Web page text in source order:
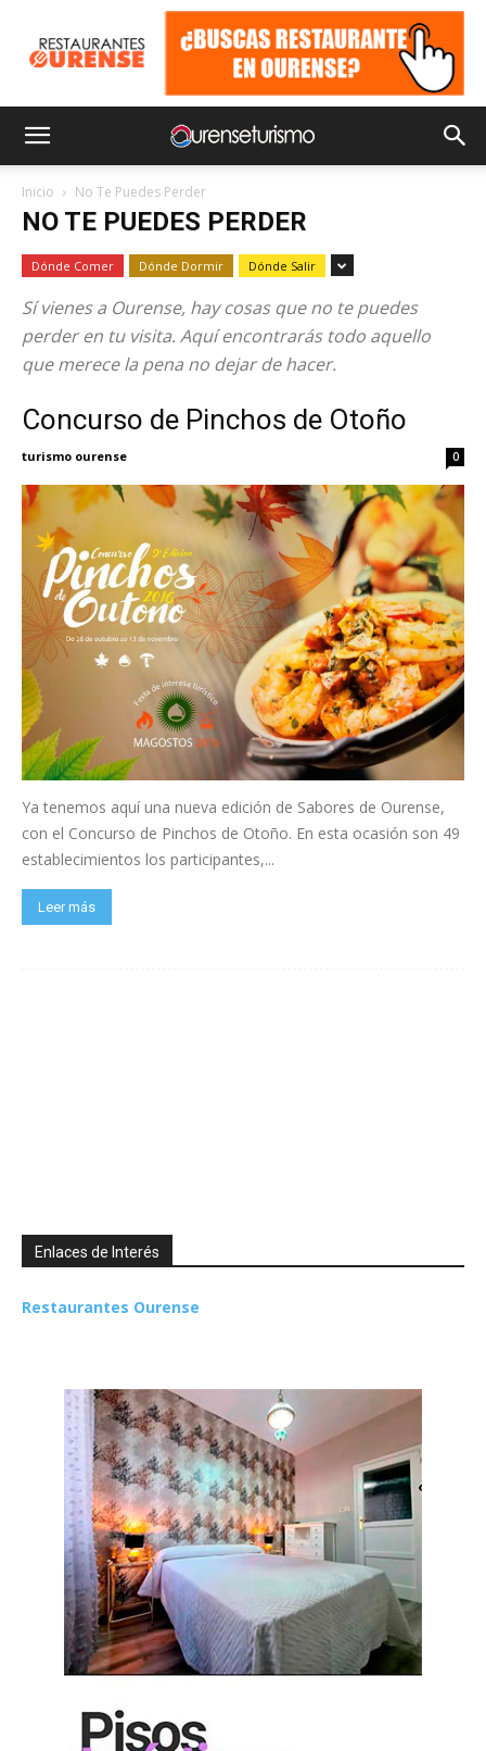
Inicio No Te Puedes Perder
NO TE PUEDES PERDER
Dónde Comer Dónde Dormir Dónde Salir
Sí vienes a Ourense, hay cosas que no te puedes
perder en tu visita. Aquí encontrarás todo aquello
que merece la pena no dejar de hacer.
Concurso de Pinchos de Otoño
turismo ourense 0
Ya tenemos aquí una nueva edición de Sabores de Ourense,
con el Concurso de Pinchos de Otoño. En esta ocasión son 49
establecimientos los participantes,...
Leer más
Enlaces de Interés
Restaurantes Ourense